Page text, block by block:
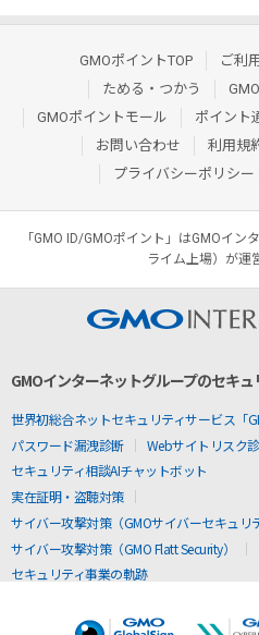
GMOポイントTOP ご利
ためる・つかう
GMOポイントモール
ポイント
お問い合わせ
利用規
プライバシーポリシー
「GMO ID/GMOポイント」はGMOイ
ライム上場）が運
GMOインターネットグループのセキ
世界初総合ネットセキュリティサービス「
パスワード漏洩診断
Webサイトリスク
セキュリティ相談AIチャットボット
実在証明・盗聴対策
サイバー攻撃対策（GMOサイバーセキュリ
サイバー攻撃対策（GMO Flatt Security）
セキュリティ事業の軌跡